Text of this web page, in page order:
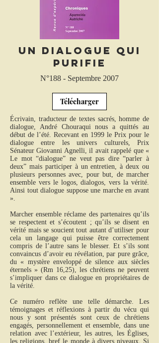
Un dialogue qui
purifie
N°188 - Septembre 2007
Télécharger
Écrivain, traducteur de textes sacrés, homme de
dialogue, André Chouraqui nous a quittés au
début de l’été. Recevant en 1999 le Prix pour le
dialogue entre les univers culturels, Prix
Sénateur Giovanni Agnelli, il avait rappelé que «
Le mot “dialogue” ne veut pas dire “parler à
deux” mais participer à un entretien, à deux ou
plusieurs personnes avec, pour but, de marcher
ensemble vers le logos, dialogos, vers la vérité.
Ainsi tout dialogue suppose une marche en avant
».
Marcher ensemble réclame des partenaires qu’ils
se respectent et s’écoutent ; qu’ils se disent en
vérité mais se soucient tout autant d’utiliser pour
cela un langage qui puisse être correctement
compris de l’autre sans le blesser. Et s’ils sont
convaincus d’avoir eu révélation, par pure grâce,
du « mystère enveloppé de silence aux siècles
éternels » (Rm 16,25), les chrétiens ne peuvent
s’impliquer dans ce dialogue en propriétaires de
la vérité.
Ce numéro reflète une telle démarche. Les
témoignages et réflexions à partir du vécu qui
nous y sont présentés sont ceux de chrétiens
engagés, personnellement et ensemble, dans une
relation avec l’extérieur, les autres, les Églises,
les religions, bref le monde à divers niveaux. Si